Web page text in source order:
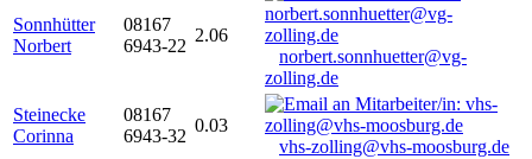
Sonnhütter
Norbert
08167
6943-22
2.06
norbert.sonnhuetter@vg-
zolling.de
Steinecke
Corinna
08167
6943-32
0.03
vhs-zolling@vhs-moosburg.de